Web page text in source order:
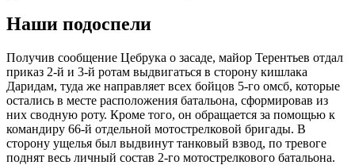
Наши подоспели
Получив сообщение Цебрука о засаде, майор Терентьев отдал
приказ 2-й и 3-й ротам выдвигаться в сторону кишлака
Даридам, туда же направляет всех бойцов 5-го омсб, которые
остались в месте расположения батальона, сформировав из
них сводную роту. Кроме того, он обращается за помощью к
командиру 66-й отдельной мотострелковой бригады. В
сторону ущелья был выдвинут танковый взвод, по тревоге
поднят весь личный состав 2-го мотострелкового батальона.